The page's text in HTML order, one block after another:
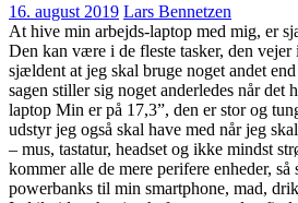
16. august 2019 Lars Bennetzen
At hive min arbejds-laptop med mig, er
Den kan være i de fleste tasker, den vejer
sjældent at jeg skal bruge noget andet
sagen stiller sig noget anderledes når det
laptop Min er på 17,3”, den er stor og
udstyr jeg også skal have med når jeg
– mus, tastatur, headset og ikke mindst
kommer alle de mere perifere enheder, så
powerbanks til min smartphone, mad,